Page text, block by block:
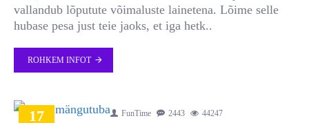
vallandub lõputute võimaluste lainetena. Lõime selle
hubase pesa just teie jaoks, et iga hetk..
ROHKEM INFOT
17 FunTime 2443 44247